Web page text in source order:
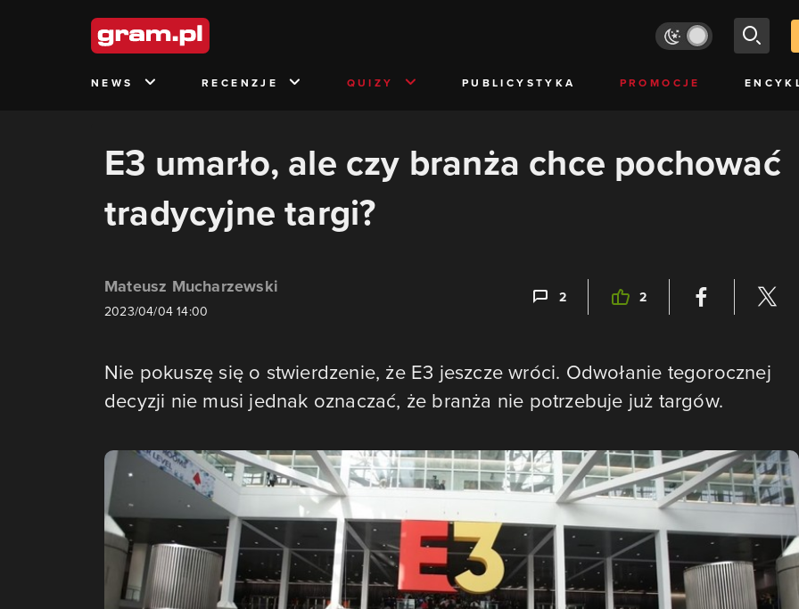
NEWS RECENZJE QUIZY PUBLICYSTYKA PROMOCJE
E3 umarło, ale czy branża chce pochować
tradycyjne targi?
Mateusz Mucharzewski
2023/04/04 14:00
2 2
Nie pokuszę się o stwierdzenie, że E3 jeszcze wróci. Odwołanie tegorocznej
decyzji nie musi jednak oznaczać, że branża nie potrzebuje już targów.